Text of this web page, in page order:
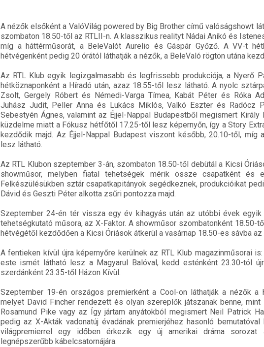
A nézők elsőként a ValóVilág powered by Big Brother című valóságshowt
szombaton 18.50-től az RTLII-n. A klasszikus realityt Nádai Anikó és
míg a háttérműsorát, a BeleValót Aurelio és Gáspár Győző. A VV-t
hétvégenként pedig 20 órától láthatják a nézők, a BeleValó rögtön utána
Az RTL Klub egyik legizgalmasabb és legfrissebb produkciója, a Nyerő
hétköznaponként a Híradó után, azaz 18.55-től lesz látható. A nyolc
Zsolt, Gergely Róbert és Némedi-Varga Tímea, Kabát Péter és Róka
Juhász Judit, Peller Anna és Lukács Miklós, Valkó Eszter és Radócz
Sebestyén Ágnes, valamint az Éjjel-Nappal Budapestből megismert
küzdelme miatt a Fókusz hétfőtől 17.25-től lesz képernyőn, így a Story
kezdődik majd. Az Éjjel-Nappal Budapest viszont később, 20.10-től, míg
lesz látható.
Az RTL Klubon szeptember 3-án, szombaton 18.50-től debütál a Kicsi
showműsor, melyben fiatal tehetségek mérik össze csapatként és
Felkészülésükben sztár csapatkapitányok segédkeznek, produkcióikat
Dávid és Geszti Péter alkotta zsűri pontozza majd.
Szeptember 24-én tér vissza egy év kihagyás után az utóbbi évek
tehetségkutató műsora, az X-Faktor. A showműsor szombatonként 18.50-
hétvégétől kezdődően a Kicsi Óriások átkerül a vasárnap 18.50-es sávba az
A fentieken kívül újra képernyőre kerülnek az RTL Klub magazinműsorai
este ismét látható lesz a Magyarul Balóval, kedd esténként 23.30-tól
szerdánként 23.35-től Házon Kívül.
Szeptember 19-én országos premierként a Cool-on láthatják a nézők a
melyet David Fincher rendezett és olyan szereplők játszanak benne, mint
Rosamund Pike vagy az Így jártam anyátokból megismert Neil Patrick
pedig az X-Akták vadonatúj évadának premierjéhez hasonló
világpremierrel egy időben érkezik egy új amerikai dráma sorozat
legnépszerűbb kábelcsatornájára.